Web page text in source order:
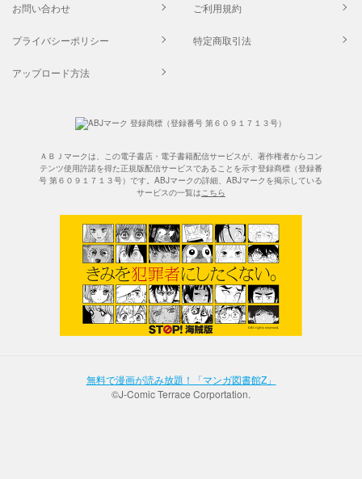
お問い合わせ ご利用規約
プライバシーポリシー 特定商取引法
アップロード方法
ＡＢＪマークは、この電子書店・電子書籍配信サービスが、著作権者からコン
テンツ使用許諾を得た正規版配信サービスであることを示す登録商標（登録番
号 第６０９１７１３号）です。ABJマークの詳細、ABJマークを掲示している
サービスの一覧はこちら
無料で漫画が読み放題！「マンガ図書館Z」
©J-Comic Terrace Corportation.